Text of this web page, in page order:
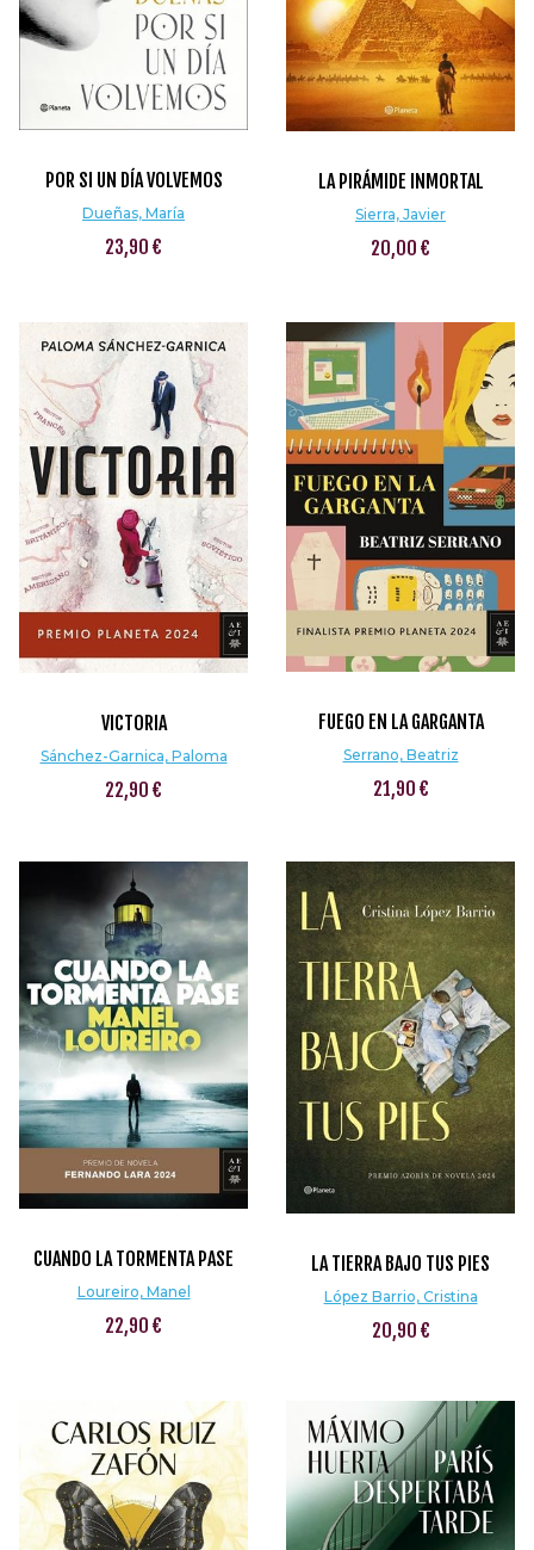
POR SI UN DÍA VOLVEMOS
Dueñas, María
23,90 €
LA PIRÁMIDE INMORTAL
Sierra, Javier
20,00 €
VICTORIA
Sánchez-Garnica, Paloma
22,90 €
FUEGO EN LA GARGANTA
Serrano, Beatriz
21,90 €
CUANDO LA TORMENTA PASE
Loureiro, Manel
22,90 €
LA TIERRA BAJO TUS PIES
López Barrio, Cristina
20,90 €